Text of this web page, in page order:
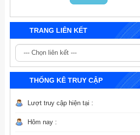
TRANG LIÊN KẾT
THỐNG KÊ TRUY CẬP
Lượt truy cập hiện tại :
Hôm nay :